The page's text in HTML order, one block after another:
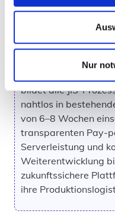
Nur
um komplexe
steuern, die
nachhaltig zu
bildet alle JIS-
nahtlos in
von 6–8 Wochen
transparenten Pay-
Serverleistung und
Weiterentwicklung
zukunftssichere
ihre